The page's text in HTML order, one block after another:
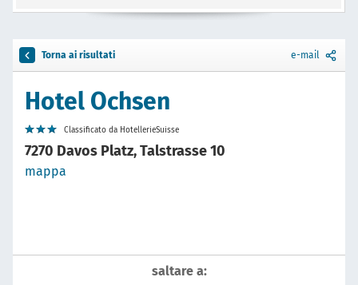
Torna ai risultati e-mail
Hotel Ochsen
Classificato da HotellerieSuisse
7270 Davos Platz, Talstrasse 10
mappa
saltare a: